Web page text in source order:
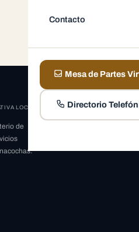
Contacto
Mesa de Partes
Directorio
LOCAL
de